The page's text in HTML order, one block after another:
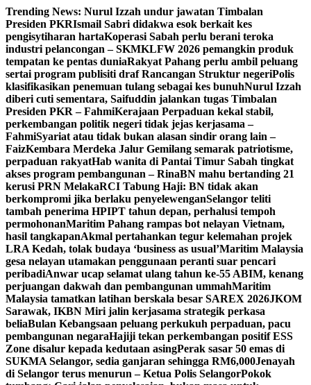
Skip
to
content
Trending News: Nurul Izzah undur jawatan Timbalan
Presiden PKRIsmail Sabri didakwa esok berkait kes
pengisytiharan hartaKoperasi Sabah perlu berani teroka
industri pelancongan – SKMKLFW 2026 pemangkin produk
tempatan ke pentas duniaRakyat Pahang perlu ambil peluang
sertai program publisiti draf Rancangan Struktur negeriPolis
klasifikasikan penemuan tulang sebagai kes bunuhNurul Izzah
diberi cuti sementara, Saifuddin jalankan tugas Timbalan
Presiden PKR – FahmiKerajaan Perpaduan kekal stabil,
perkembangan politik negeri tidak jejas kerjasama –
FahmiSyariat atau tidak bukan alasan sindir orang lain –
FaizKembara Merdeka Jalur Gemilang semarak patriotisme,
perpaduan rakyatHab wanita di Pantai Timur Sabah tingkat
akses program pembangunan – RinaBN mahu bertanding 21
kerusi PRN MelakaRCI Tabung Haji: BN tidak akan
berkompromi jika berlaku penyelewenganSelangor teliti
tambah penerima HPIPT tahun depan, perhalusi tempoh
permohonanMaritim Pahang rampas bot nelayan Vietnam,
hasil tangkapanAkmal pertahankan tegur kelemahan projek
LRA Kedah, tolak budaya ‘business as usual’Maritim Malaysia
gesa nelayan utamakan penggunaan peranti suar pencari
peribadiAnwar ucap selamat ulang tahun ke-55 ABIM, kenang
perjuangan dakwah dan pembangunan ummahMaritim
Malaysia tamatkan latihan berskala besar SAREX 2026JKOM
Sarawak, IKBN Miri jalin kerjasama strategik perkasa
beliaBulan Kebangsaan peluang perkukuh perpaduan, pacu
pembangunan negaraHajiji tekan perkembangan positif ESS
Zone disalur kepada kedutaan asingPerak sasar 50 emas di
SUKMA Selangor, sedia ganjaran sehingga RM6,000Jenayah
di Selangor terus menurun – Ketua Polis SelangorPokok